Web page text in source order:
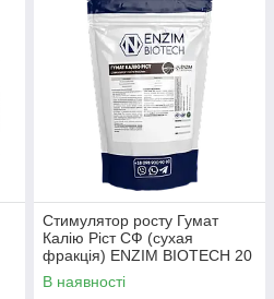
Стимулятор росту Гумат
Калію Ріст СФ (сухая
фракція) ENZIM BIOTECH 20
кг
В наявності